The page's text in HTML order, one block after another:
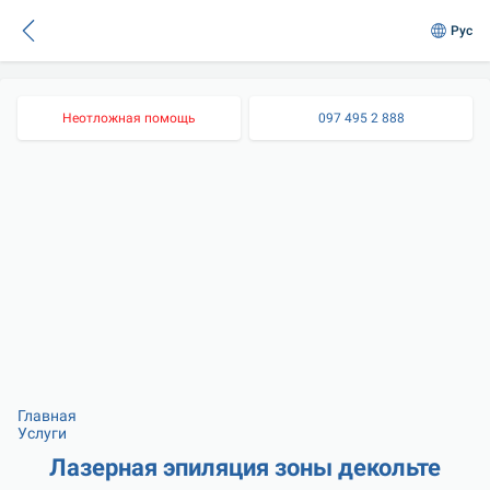
Рус
Неотложная помощь 097 495 2 888
Главная
Услуги
Лазерная эпиляция зоны декольте